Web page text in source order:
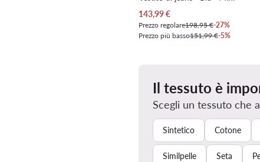
Prezzo attuale
143,99€
Prezzo regolare198,95 €-27%
Prezzo più basso151,99 €-5%
Il tessuto è
Scegli un tessuto che
Sintetico Cotone
Similpelle Seta